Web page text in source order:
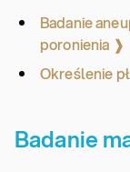
Badanie
poronienia ❱
Określenie
Badanie